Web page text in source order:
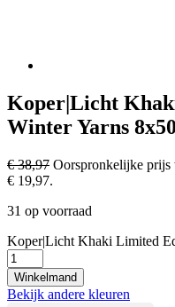
Koper|Licht
Winter Yarns
€38,97 Oorspronkelijke prijs
€ 19,97.
31 op voorraad
Koper|Licht Khaki Limited
Winkelmand
Bekijk andere kleuren